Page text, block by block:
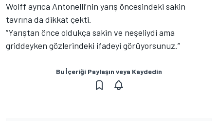
Wolff ayrıca Antonelli’nin yarış öncesindeki sakin
tavrına da dikkat çekti.
“Yarıştan önce oldukça sakin ve neşeliydi ama
griddeyken gözlerindeki ifadeyi görüyorsunuz.”
Bu İçeriği Paylaşın veya Kaydedin